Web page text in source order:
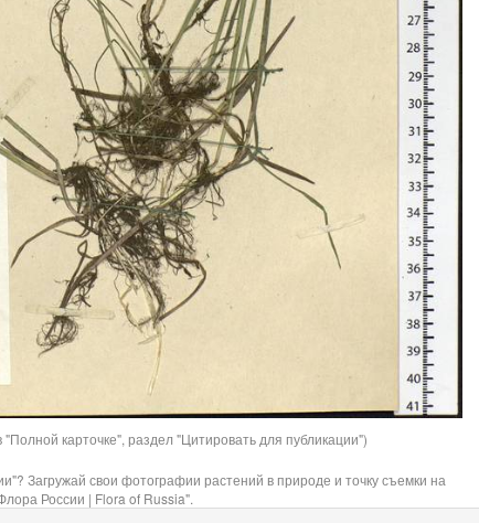
карточке", раздел "Цитировать для публикации")
Загружай свои фотографии растений в природе и точку съемки на
России | Flora of Russia".